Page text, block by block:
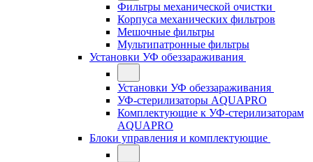
Фильтры механической очистки
Корпуса механических фильтров
Мешочные фильтры
Мультипатронные фильтры
Установки УФ обеззараживания
Установки УФ обеззараживания
УФ-стерилизаторы AQUAPRO
Комплектующие к УФ-стерилизаторам
AQUAPRO
Блоки управления и комплектующие